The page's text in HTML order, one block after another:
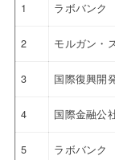
1 ラボバンク
2 モルガン・
3 国際復興開
4 国際金融公
5 ラボバンク